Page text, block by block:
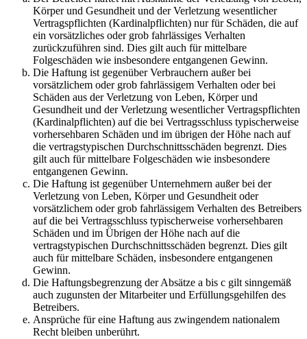
Körper und Gesundheit und der Verletzung wesentlicher
Vertragspflichten (Kardinalpflichten) nur für Schäden, die auf
ein vorsätzliches oder grob fahrlässiges Verhalten
zurückzuführen sind. Dies gilt auch für mittelbare
Folgeschäden wie insbesondere entgangenen Gewinn.
Die Haftung ist gegenüber Verbrauchern außer bei
vorsätzlichem oder grob fahrlässigem Verhalten oder bei
Schäden aus der Verletzung von Leben, Körper und
Gesundheit und der Verletzung wesentlicher Vertragspflichten
(Kardinalpflichten) auf die bei Vertragsschluss typischerweise
vorhersehbaren Schäden und im übrigen der Höhe nach auf
die vertragstypischen Durchschnittsschäden begrenzt. Dies
gilt auch für mittelbare Folgeschäden wie insbesondere
entgangenen Gewinn.
Die Haftung ist gegenüber Unternehmern außer bei der
Verletzung von Leben, Körper und Gesundheit oder
vorsätzlichem oder grob fahrlässigem Verhalten des Betreibers
auf die bei Vertragsschluss typischerweise vorhersehbaren
Schäden und im Übrigen der Höhe nach auf die
vertragstypischen Durchschnittsschäden begrenzt. Dies gilt
auch für mittelbare Schäden, insbesondere entgangenen
Gewinn.
Die Haftungsbegrenzung der Absätze a bis c gilt sinngemäß
auch zugunsten der Mitarbeiter und Erfüllungsgehilfen des
Betreibers.
Ansprüche für eine Haftung aus zwingendem nationalem
Recht bleiben unberührt.